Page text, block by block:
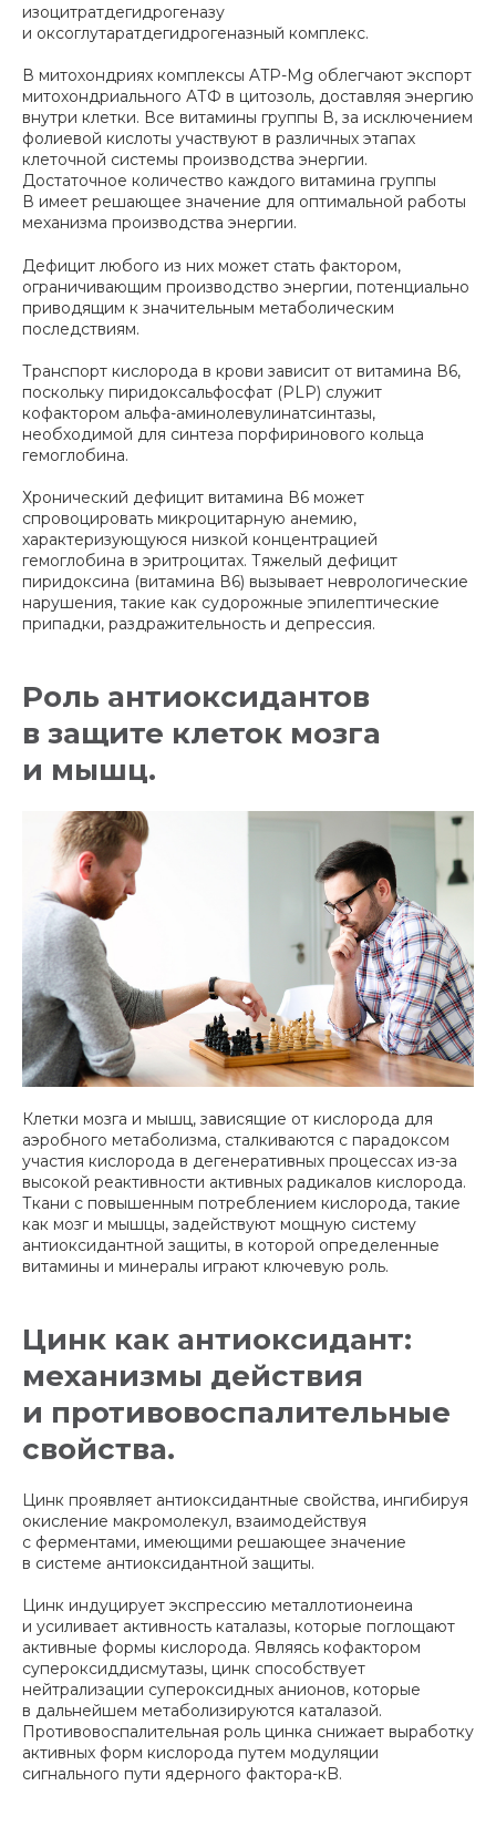
изоцитратдегидрогеназу
и оксоглутаратдегидрогеназный комплекс.
В митохондриях комплексы ATP-Mg облегчают экспорт
митохондриального АТФ в цитозоль, доставляя энергию
внутри клетки. Все витамины группы В, за исключением
фолиевой кислоты участвуют в различных этапах
клеточной системы производства энергии.
Достаточное количество каждого витамина группы
В имеет решающее значение для оптимальной работы
механизма производства энергии.
Дефицит любого из них может стать фактором,
ограничивающим производство энергии, потенциально
приводящим к значительным метаболическим
последствиям.
Транспорт кислорода в крови зависит от витамина В6,
поскольку пиридоксальфосфат (PLP) служит
кофактором альфа-аминолевулинатсинтазы,
необходимой для синтеза порфиринового кольца
гемоглобина.
Хронический дефицит витамина В6 может
спровоцировать микроцитарную анемию,
характеризующуюся низкой концентрацией
гемоглобина в эритроцитах. Тяжелый дефицит
пиридоксина (витамина В6) вызывает неврологические
нарушения, такие как судорожные эпилептические
припадки, раздражительность и депрессия.
Роль антиоксидантов
в защите клеток мозга
и мышц.
Клетки мозга и мышц, зависящие от кислорода для
аэробного метаболизма, сталкиваются с парадоксом
участия кислорода в дегенеративных процессах из-за
высокой реактивности активных радикалов кислорода.
Ткани с повышенным потреблением кислорода, такие
как мозг и мышцы, задействуют мощную систему
антиоксидантной защиты, в которой определенные
витамины и минералы играют ключевую роль.
Цинк как антиоксидант:
механизмы действия
и противовоспалительные
свойства.
Цинк проявляет антиоксидантные свойства, ингибируя
окисление макромолекул, взаимодействуя
с ферментами, имеющими решающее значение
в системе антиоксидантной защиты.
Цинк индуцирует экспрессию металлотионеина
и усиливает активность каталазы, которые поглощают
активные формы кислорода. Являясь кофактором
супероксиддисмутазы, цинк способствует
нейтрализации супероксидных анионов, которые
в дальнейшем метаболизируются каталазой.
Противовоспалительная роль цинка снижает выработку
активных форм кислорода путем модуляции
сигнального пути ядерного фактора-кB.